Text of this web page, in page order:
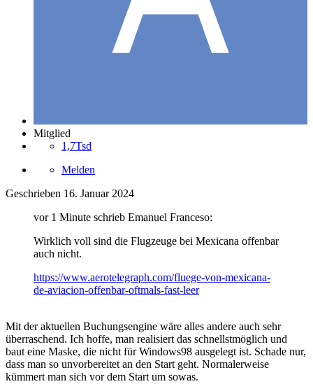
Mitglied
1,7Tsd
Melden
Geschrieben 16. Januar 2024
vor 1 Minute schrieb Emanuel Franceso:
Wirklich voll sind die Flugzeuge bei Mexicana offenbar
auch nicht.
https://www.aerotelegraph.com/fluege-von-mexicana-
de-aviacion-offenbar-oftmals-fast-leer
Mit der aktuellen Buchungsengine wäre alles andere auch sehr
überraschend. Ich hoffe, man realisiert das schnellstmöglich und
baut eine Maske, die nicht für Windows98 ausgelegt ist. Schade nur,
dass man so unvorbereitet an den Start geht. Normalerweise
kümmert man sich vor dem Start um sowas.